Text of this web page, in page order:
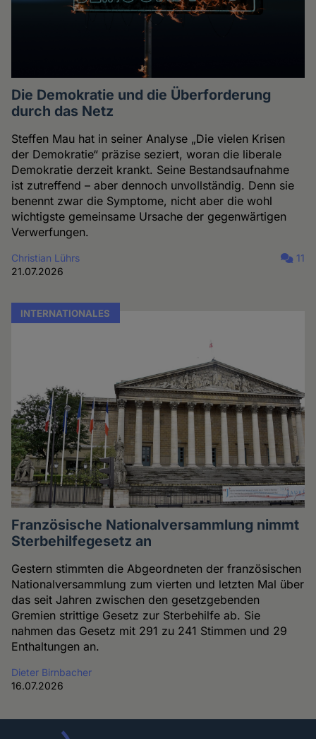
Die Demokratie und die Überforderung
durch das Netz
Steffen Mau hat in seiner Analyse „Die vielen Krisen
der Demokratie“ präzise seziert, woran die liberale
Demokratie derzeit krankt. Seine Bestandsaufnahme
ist zutreffend – aber dennoch unvollständig. Denn sie
benennt zwar die Symptome, nicht aber die wohl
wichtigste gemeinsame Ursache der gegenwärtigen
Verwerfungen.
Christian Lührs
21.07.2026
11
INTERNATIONALES
Französische Nationalversammlung nimmt
Sterbehilfegesetz an
Gestern stimmten die Abgeordneten der französischen
Nationalversammlung zum vierten und letzten Mal über
das seit Jahren zwischen den gesetzgebenden
Gremien strittige Gesetz zur Sterbehilfe ab. Sie
nahmen das Gesetz mit 291 zu 241 Stimmen und 29
Enthaltungen an.
Dieter Birnbacher
16.07.2026